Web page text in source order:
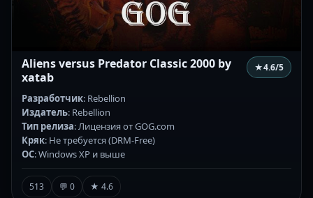
Aliens versus Predator Classic 2000 by
xatab
★4.6/5
Разработчик: Rebellion
Издатель: Rebellion
Тип релиза: Лицензия от GOG.com
Кряк: Не требуется (DRM-Free)
ОС: Windows XP и выше
513 💬 0 ★ 4.6